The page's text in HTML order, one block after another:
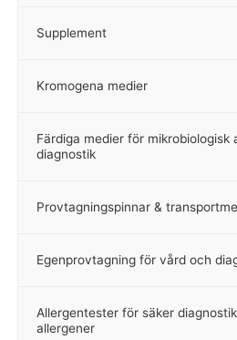
Supplement
–
Kromogena medier
–
Färdiga medier för mikrobiologisk
diagnostik
Provtagningspinnar &
–
Egenprovtagning för vård och
–
Allergentester för säker
allergener
–